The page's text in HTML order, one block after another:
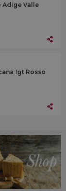
Adige Valle
Igt Rosso